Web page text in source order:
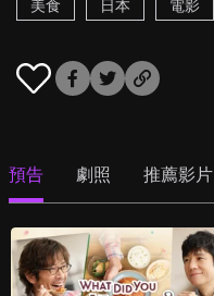
美食 日本 電影
預告 劇照 推薦影片